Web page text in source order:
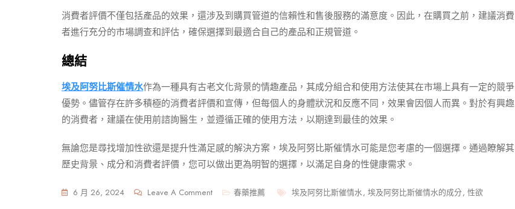
消費者評價不僅包括產品的效果，還涉及到購買管道的信賴性和售後服務的滿意度。因此，在購買之前，建議消費
者進行充分的市場調查和評估，確保選擇到最適合自己的產品和正規管道。
總結
埃及阿努比斯催情水作為一種具有古老文化背景的情趣產品，其成分組合和使用方法使其在市場上具有一定的競爭
優勢。儘管存在許多積極的消費者評價和宣傳，但每個人的身體狀況和反應不同，效果會因個人而異。對於有興趣
的消費者，建議在使用前諮詢醫生，並遵循正確的使用方法，以期達到最佳的效果。
無論您是尋找增加性欲還是提升性滿足感的解決方案，埃及阿努比斯催情水可能是您考慮的一個選擇。通過瞭解其
歷史背景、成分和消費者評價，您可以做出更為明智的選擇，以滿足自身的性健康需求。
6 月 26, 2024 Leave A CommentOn
春藥推薦 Tags
埃及阿努比斯催情水, 埃及阿努比斯催情水的成分, 性欲